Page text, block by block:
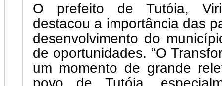
O prefeito de Tutóia,
destacou a importância das
desenvolvimento do
de oportunidades. “O
um momento de grande
povo de Tutóia,